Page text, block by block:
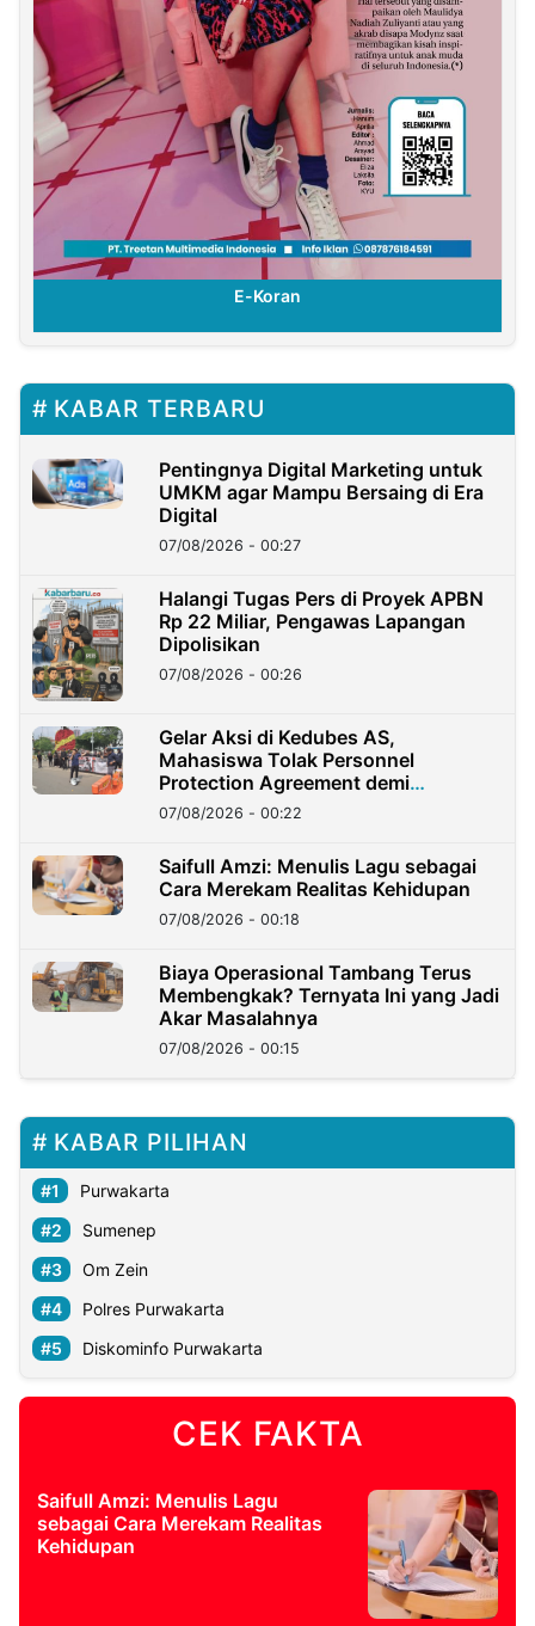
E-Koran
KABAR TERBARU
Pentingnya Digital Marketing untuk
UMKM agar Mampu Bersaing di Era
Digital
07/08/2026 - 00:27
Halangi Tugas Pers di Proyek APBN
Rp 22 Miliar, Pengawas Lapangan
Dipolisikan
07/08/2026 - 00:26
Gelar Aksi di Kedubes AS,
Mahasiswa Tolak Personnel
Protection Agreement demi
Kedaulatan Negara
07/08/2026 - 00:22
Saifull Amzi: Menulis Lagu sebagai
Cara Merekam Realitas Kehidupan
07/08/2026 - 00:18
Biaya Operasional Tambang Terus
Membengkak? Ternyata Ini yang Jadi
Akar Masalahnya
07/08/2026 - 00:15
KABAR PILIHAN
Purwakarta
Sumenep
Om Zein
Polres Purwakarta
Diskominfo Purwakarta
CEK FAKTA
Saifull Amzi: Menulis Lagu
sebagai Cara Merekam Realitas
Kehidupan